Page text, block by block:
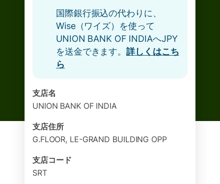
国際銀行振込の代わりに、
Wise（ワイズ）を使って
UNION BANK OF INDIAへJPY
を送金できます。詳しくはこち
ら
支店名
UNION BANK OF INDIA
支店住所
G.FLOOR, LE-GRAND BUILDING OPP
支店コード
SRT